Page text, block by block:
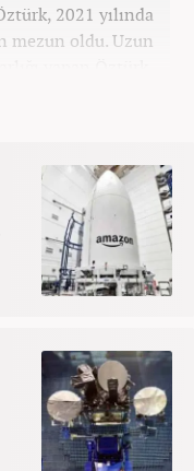
2021 yılında
mezun oldu. Uzun
yapan Öztürk,
olarak görev
insan ilişkilerinde
hayatında da ön
planda tutmaktadır.